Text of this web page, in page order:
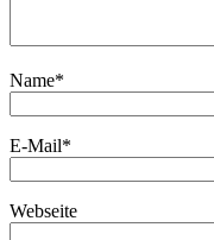
Name*
E-Mail*
Webseite